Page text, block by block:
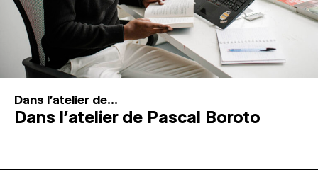
Dans l'atelier de...
Dans l’atelier de Pascal Boroto